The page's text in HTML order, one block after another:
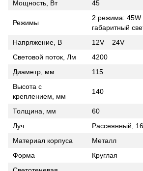
Мощность, Вт
45
Режимы
2 режима: 45W
габаритный
Напряжение, В
12V – 24V
Световой поток, Лм
4200
Диаметр, мм
115
Высота с
креплением, мм
140
Толщина, мм
60
Луч
Рассеянный,
Материал корпуса
Металл
Форма
Круглая